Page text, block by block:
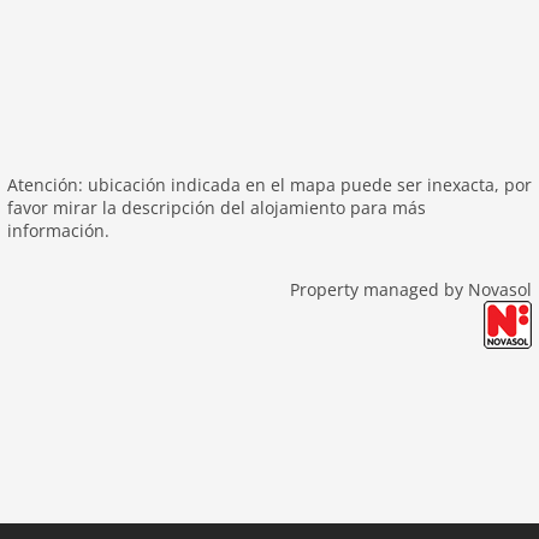
Atención: ubicación indicada en el mapa puede ser inexacta, por
favor mirar la descripción del alojamiento para más
información.
Property managed by Novasol